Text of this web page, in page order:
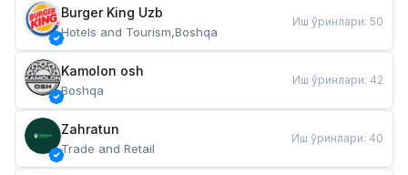
Burger King Uzb
Hotels and Tourism,Boshqa
Иш ўринлари: 50
Kamolon osh
Boshqa
Иш ўринлари: 42
Zahratun
Trade and Retail
Иш ўринлари: 40